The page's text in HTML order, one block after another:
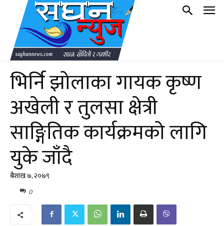
भिर्नि झोलाका गायक कृष्ण
अखेली र तुलसा क्षेत्री
साङ्गितिक कार्यक्रमको लागि
युके जाँदै
बैशाख ७, २०७९
0